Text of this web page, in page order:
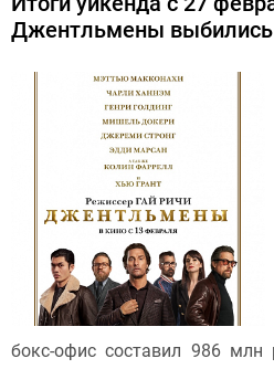
Джентльмены
бокс-офис составил 986